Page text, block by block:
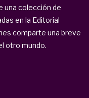
una colección de
en la Editorial
comparte una breve
otro mundo.